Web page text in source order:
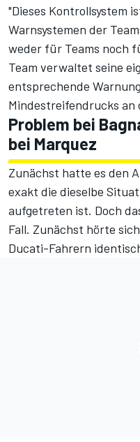
"Dieses Kontrollsystem
Warnsystemen der
weder für Teams noch
Team verwaltet seine
entsprechende
Mindestreifendrucks an
Problem bei
bei Marquez
Zunächst hatte es den
exakt die dieselbe
aufgetreten ist. Doch
Fall. Zunächst hörte
Ducati-Fahrern